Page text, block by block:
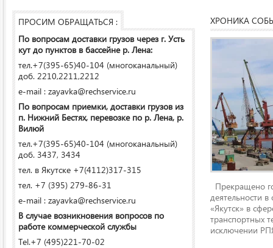
ПРОСИМ ОБРАЩАТЬСЯ :
По вопросам доставки грузов через г. Усть
кут до пунктов в бассейне р. Лена:
тел.+7(395-65)40-104 (многоканальный)
доб. 2210,2211,2212
e-mail : zayavka@rechservice.ru
По вопросам приемки, доставки грузов из
п. Нижний Бестях, перевозке по р. Лена, р.
Вилюй
тел.+7(395-65)40-104 (многоканальный)
доб. 3437, 3434
тел. в Якутске +7(4112)317-315
тел. +7 (395) 279-86-31
e-mail : zayavka@rechservice.ru
В случае возникновения вопросов по
работе коммерческой службы
Tel.+7 (495)221-70-02
ХРОНИКА
Прекращено
деятельности
«Якутск» в
транспортных
исключении